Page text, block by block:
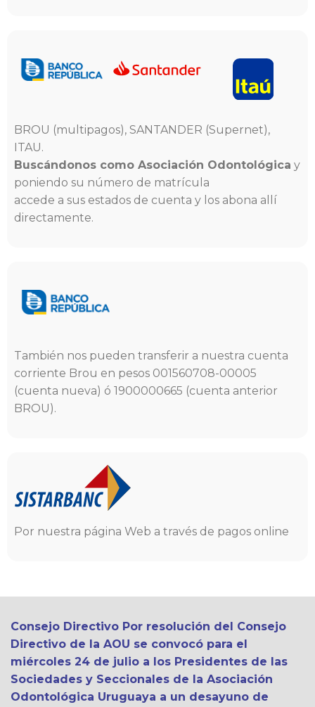
BROU (multipagos), SANTANDER (Supernet),
ITAU.
Buscándonos como Asociación Odontológica y
poniendo su número de matrícula
accede a sus estados de cuenta y los abona allí
directamente.
También nos pueden transferir a nuestra cuenta
corriente Brou en pesos 001560708-00005
(cuenta nueva) ó 1900000665 (cuenta anterior
BROU).
Por nuestra página Web a través de pagos online
Consejo Directivo Por resolución del Consejo
Directivo de la AOU se convocó para el
miércoles 24 de julio a los Presidentes de las
Sociedades y Seccionales de la Asociación
Odontológica Uruguaya a un desayuno de